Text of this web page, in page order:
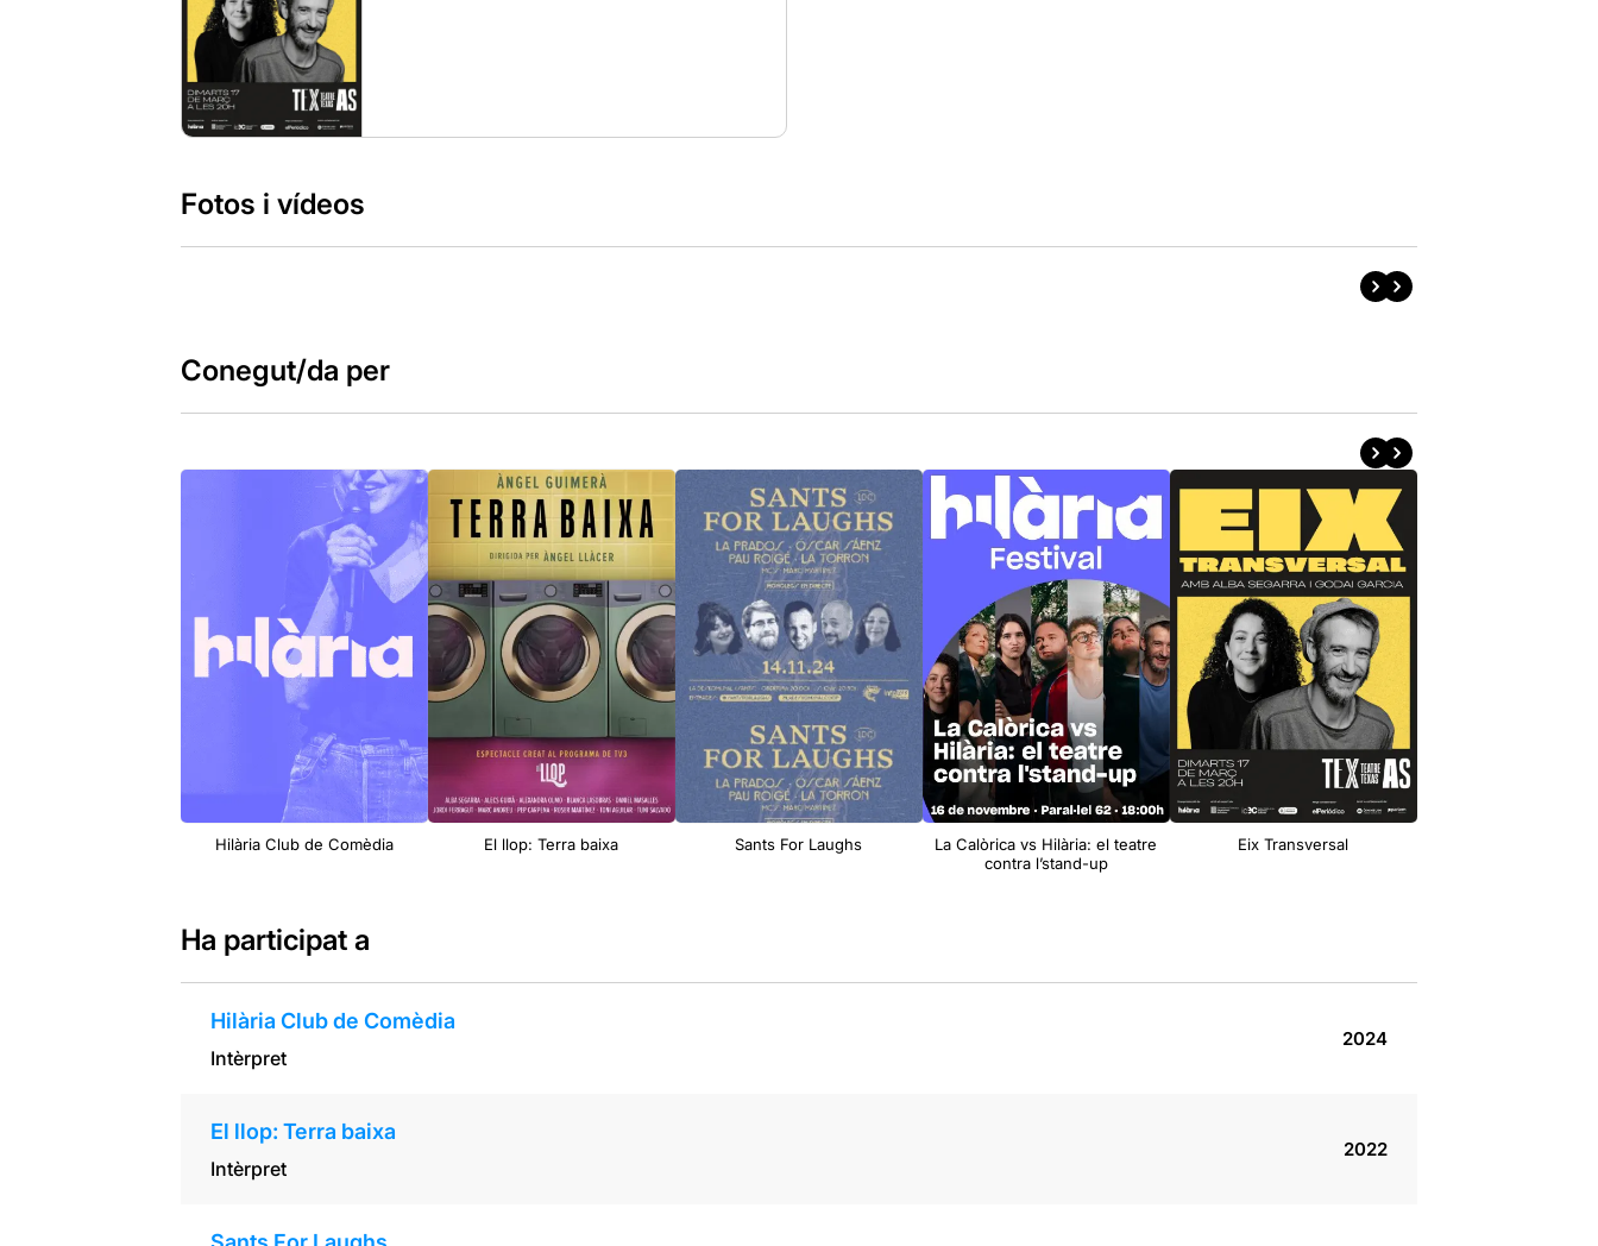
Fotos i vídeos
Conegut/da per
Hilària Club de Comèdia El llop: Terra baixa Sants For Laughs
La Calòrica vs Hilària: el teatre
contra l’stand-up
Eix Transversal
Ha participat a
Hilària Club de Comèdia
Intèrpret
2024
El llop: Terra baixa
Intèrpret
2022